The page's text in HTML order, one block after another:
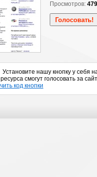
Просмотров:
Установите нашу кнопку у себя
смогут голосовать за
код кнопки